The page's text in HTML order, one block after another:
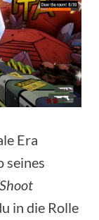
Era
seines
in die Rolle